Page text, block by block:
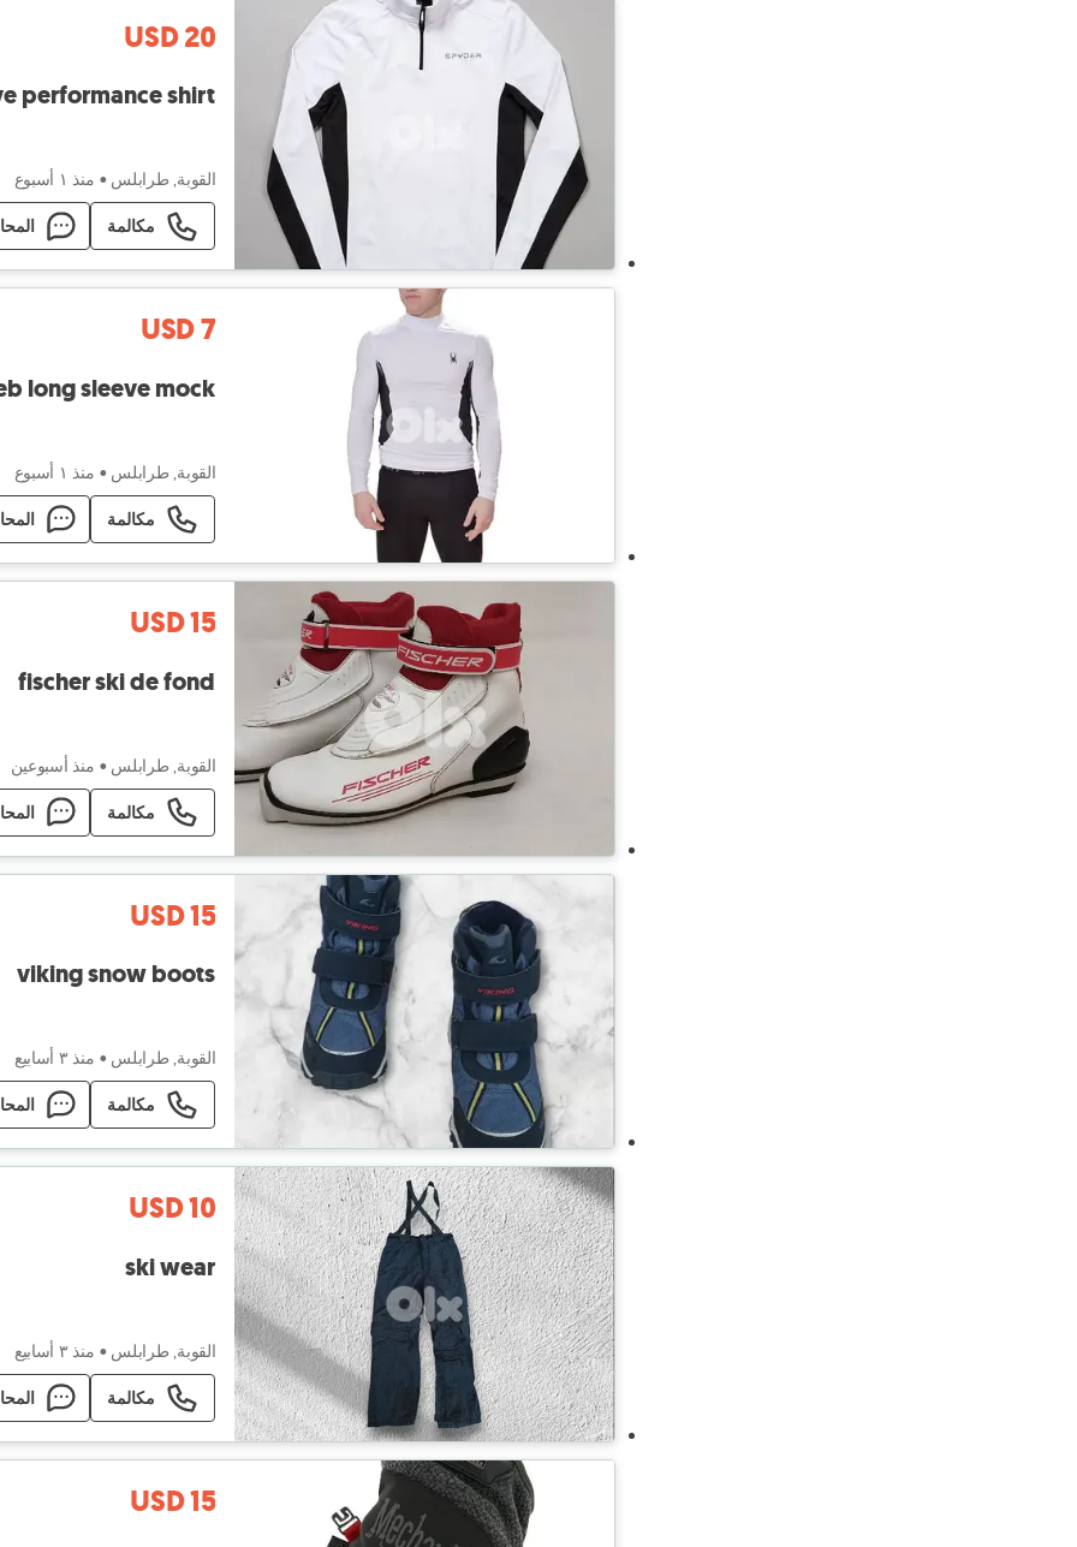
USD 20
performance shirt
القوبة, طرابلس • منذ ١ أسبوع
مكالمة
USD 7
long sleeve mock
القوبة, طرابلس • منذ ١ أسبوع
مكالمة
USD 15
fischer ski de fond
القوبة, طرابلس • منذ أسبوعين
مكالمة
USD 15
viking snow boots
القوبة, طرابلس • منذ ٣ أسابيع
مكالمة
USD 10
ski wear
القوبة, طرابلس • منذ ٣ أسابيع
مكالمة
USD 15